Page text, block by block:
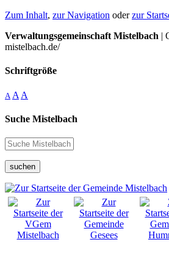
Zum Inhalt, zur Navigation oderzur
Verwaltungsgemeinschaft Mistelbach |
mistelbach.de/
Schriftgröße
A A A
Suche Mistelbach
suchen